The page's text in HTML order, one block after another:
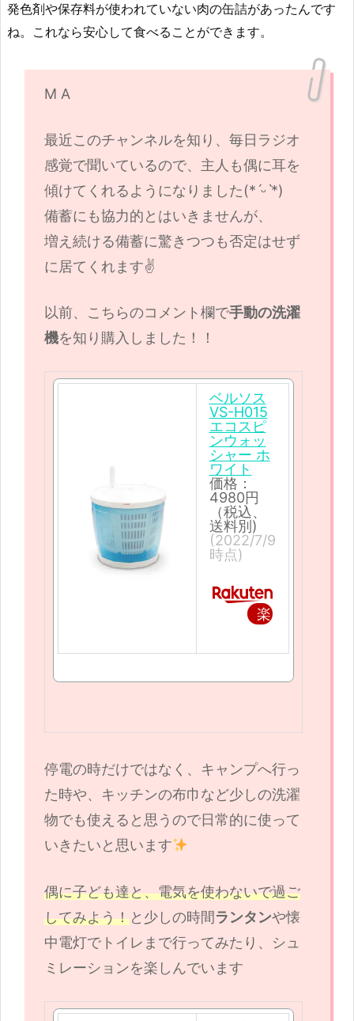
発色剤や保存料が使われていない肉の缶詰があったんです
ね。これなら安心して食べることができます。
M A
最近このチャンネルを知り、毎日ラジオ
感覚で聞いているので、主人も偶に耳を
傾けてくれるようになりました(*ˊᵕˋ*)
備蓄にも協力的とはいきませんが、
増え続ける備蓄に驚きつつも否定はせず
に居てくれます✌️
以前、こちらのコメント欄で手動の洗濯
機を知り購入しました！！
ベルソス
VS-H015
エコスピ
ンウォッ
シャー ホ
ワイト
価格：
4980円
（税込、
送料別)
(2022/7/9
時点)
楽
購
停電の時だけではなく、キャンプへ行っ
た時や、キッチンの布巾など少しの洗濯
物でも使えると思うので日常的に使って
いきたいと思います
偶に子ども達と、電気を使わないで過ご
してみよう！と少しの時間ランタンや懐
中電灯でトイレまで行ってみたり、シュ
ミレーションを楽しんでいます